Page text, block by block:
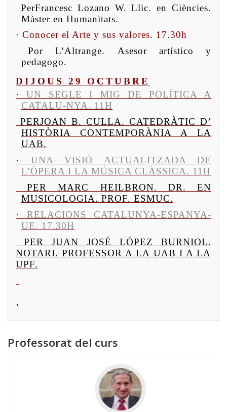
PerFrancesc Lozano W.Llic. en Ciències.
Màster en Humanitats.
· Conocer el Arte y sus valores. 17.30h
PorL’Altrange. Asesor artístico y
pedagogo.
DIJOUS 29 OCTUBRE
·
UN SEGLE I MIG DE POLÍTICA A
CATALU-NYA. 11H
PERJOAN B. CULLA. CATEDRÀTIC D’
HISTÒRIA CONTEMPORÀNIA A LA
UAB.
·
UNA VISIÓ ACTUALITZADA DE
L’ÒPERA I LA MÚSICA CLÀSSICA. 11H
PERMARC HEILBRON. DR. EN
MUSICOLOGIA. PROF. ESMUC.
·
RELACIONS CATALUNYA-ESPANYA-
UE. 17.30H
PERJUAN JOSÉ LÓPEZ BURNIOL.
NOTARI.PROFESSOR A LA UAB I A LA
UPF.
Professorat del curs